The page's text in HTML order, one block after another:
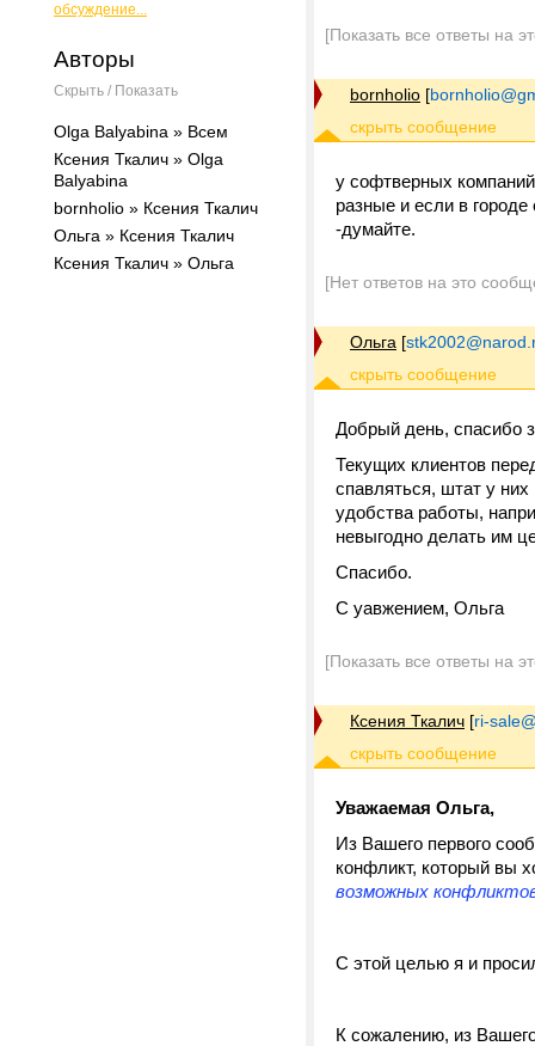
обсуждение...
Авторы
Скрыть / Показать
Olga Balyabina » Всем
Ксения Ткалич » Olga
Balyabina
bornholio » Ксения Ткалич
Ольга » Ксения Ткалич
Ксения Ткалич » Ольга
[Показать все ответы на
bornholio [
у софтверных
разные и если в городе
-думайте.
[Нет ответов на это
Ольга [
Добрый день, спасибо
Текущих клиентов
спавляться, штат у
удобства работы,
невыгодно делать им
Спасибо.
С уавжением, Ольга
[Показать все ответы на
Ксения Ткалич [ri-
Уважаемая Ольга,
Из Вашего первого
конфликт, который вы
возможных
С этой целью я и
К сожалению, из